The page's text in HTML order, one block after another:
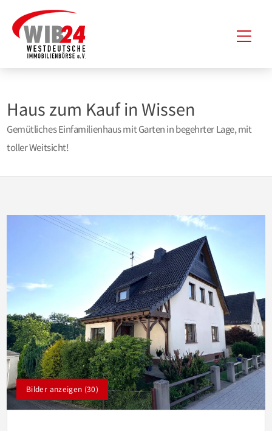
Inhalt
springen
Haus zum Kauf in Wissen
Gemütliches Einfamilienhaus mit Garten in begehrter Lage, mit
toller Weitsicht!
Bilder anzeigen (30)